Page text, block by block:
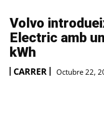
Volvo
Electric amb
kWh
CARRER Octubre 22,